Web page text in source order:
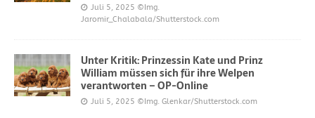
Juli 5, 2025 ©Img.
Jaromir_Chalabala/Shutterstock.com
Unter Kritik: Prinzessin Kate und Prinz
William müssen sich für ihre Welpen
verantworten – OP-Online
Juli 5, 2025 ©Img. Glenkar/Shutterstock.com